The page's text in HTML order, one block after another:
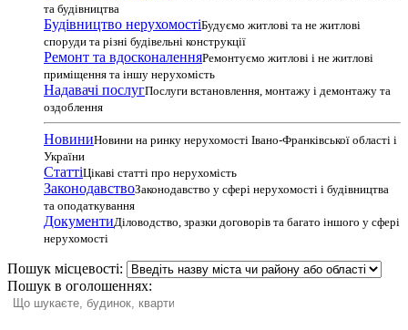
та будівництва
Будівництво нерухомостіБудуємо житлові та не житлові
споруди та різні будівельні конструкції
Ремонт та вдосконаленняРемонтуємо житлові і не житлові
приміщення та іншу нерухомість
Надавачі послугПослуги встановлення, монтажу і демонтажу та
оздоблення
НовиниНовини на ринку нерухомості Івано-Франківської області і
України
СтаттіЦікаві статті про нерухомість
ЗаконодавствоЗаконодавство у сфері нерухомості і будівництва
та оподаткування
ДокументиДіловодство, зразки договорів та багато іншого у сфері
нерухомості
Пошук місцевості:
Пошук в оголошеннях: